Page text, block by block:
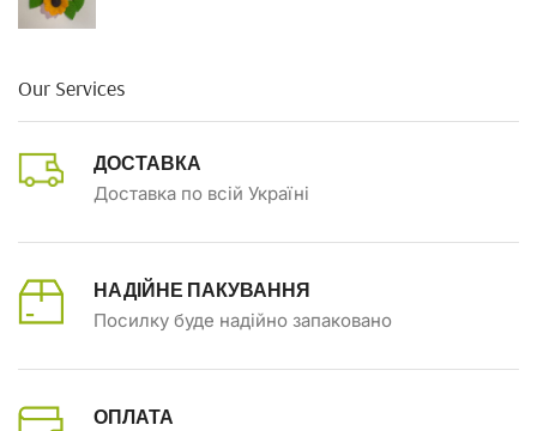
Our Services
ДОСТАВКА
Доставка по всій Україні
НАДІЙНЕ ПАКУВАННЯ
Посилку буде надійно запаковано
ОПЛАТА